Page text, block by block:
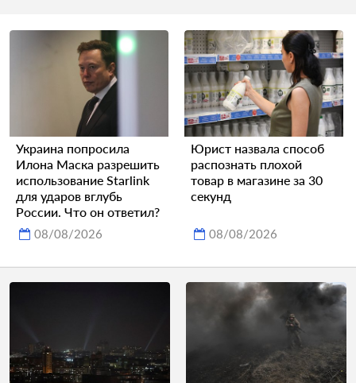
Украина попросила
Илона Маска разрешить
использование Starlink
для ударов вглубь
России. Что он ответил?
08/08/2026
Юрист назвала способ
распознать плохой
товар в магазине за 30
секунд
08/08/2026